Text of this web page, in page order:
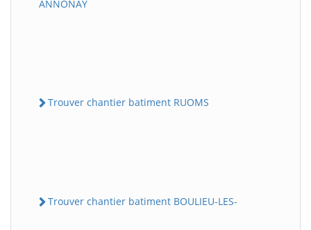
ANNONAY
Trouver chantier batiment RUOMS
Trouver chantier batiment BOULIEU-LES-